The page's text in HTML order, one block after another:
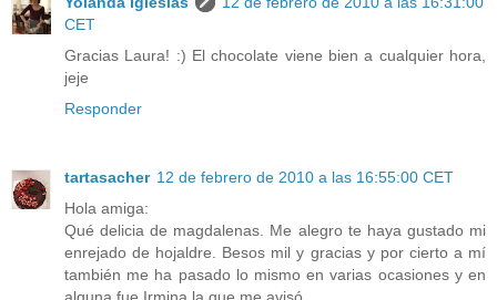
CET
Gracias Laura! :) El chocolate viene bien a cualquier hora,
jeje
Responder
tartasacher 12 de febrero de 2010 a las 16:55:00 CET
Hola amiga:
Qué delicia de magdalenas. Me alegro te haya gustado mi
enrejado de hojaldre. Besos mil y gracias y por cierto a mí
también me ha pasado lo mismo en varias ocasiones y en